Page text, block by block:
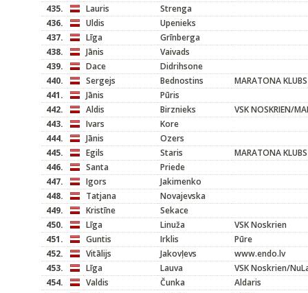
435.
Lauris
Strenga
436.
Uldis
Upenieks
437.
Līga
Grīnberga
438.
Jānis
Vaivads
439.
Dace
Didrihsone
440.
Sergejs Bednostins
MARATONA KLUBS
441.
Jānis
Pūris
442.
Aldis Birznieks
VSK NOSKRIEN/
443.
Ivars
Kore
444.
Jānis
Ozers
445.
Egils Staris
MARATONA KLUBS
446.
Santa
Priede
447.
Igors
Jakimenko
448.
Tatjana
Novajevska
449.
Kristīne
Sekace
450.
Līga Linuža
VSK Noskrien
451.
Guntis Irklis
Pūre
452.
Vitālijs Jakovļevs
www.endo.lv
453.
Līga Lauva
VSK Noskrien/
454.
Valdis Čunka
Aldaris